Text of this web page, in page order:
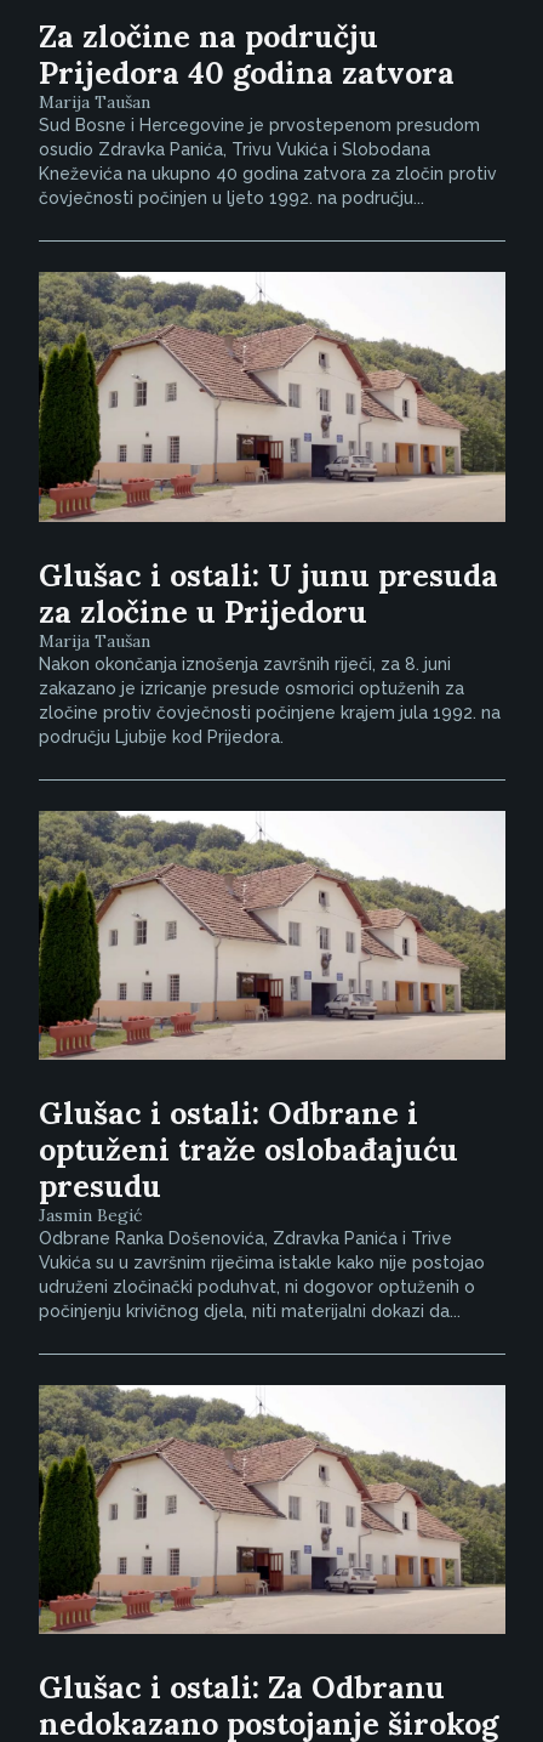
Za zločine na području
Prijedora 40 godina zatvora
Marija Taušan
Sud Bosne i Hercegovine je prvostepenom presudom
osudio Zdravka Panića, Trivu Vukića i Slobodana
Kneževića na ukupno 40 godina zatvora za zločin protiv
čovječnosti počinjen u ljeto 1992. na području...
Glušac i ostali: U junu presuda
za zločine u Prijedoru
Marija Taušan
Nakon okončanja iznošenja završnih riječi, za 8. juni
zakazano je izricanje presude osmorici optuženih za
zločine protiv čovječnosti počinjene krajem jula 1992. na
području Ljubije kod Prijedora.
Glušac i ostali: Odbrane i
optuženi traže oslobađajuću
presudu
Jasmin Begić
Odbrane Ranka Došenovića, Zdravka Panića i Trive
Vukića su u završnim riječima istakle kako nije postojao
udruženi zločinački poduhvat, ni dogovor optuženih o
počinjenju krivičnog djela, niti materijalni dokazi da...
Glušac i ostali: Za Odbranu
nedokazano postojanje širokog